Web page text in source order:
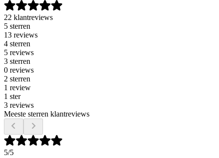
22 klantreviews
5 sterren
13 reviews
4 sterren
5 reviews
3 sterren
0 reviews
2 sterren
1 review
1 ster
3 reviews
Meeste sterren klantreviews
5/5